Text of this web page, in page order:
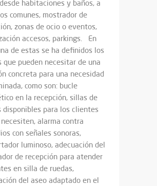
habitaciones y baños, a
comunes, mostrador de
zonas de ocio o eventos,
accesos, parkings. En
de estas se ha definidos los
que pueden necesitar de una
concreta para una necesidad
como son: bucle
en la recepción, sillas de
disponibles para los clientes
alarma contra
con señales sonoras,
luminoso, adecuación del
de recepción para atender
en silla de ruedas,
del aseo adaptado en el